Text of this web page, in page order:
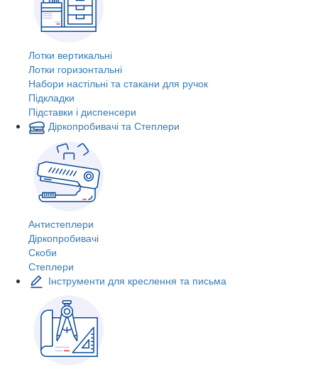
Лотки вертикальні
Лотки горизонтальні
Набори настільні та стакани для ручок
Підкладки
Підставки і диспенсери
Діркопробивачі та Степлери
Антистеплери
Діркопробивачі
Скоби
Степлери
Інструменти для креслення та письма